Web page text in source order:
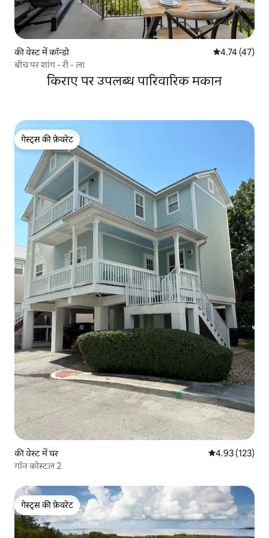
की वेस्ट में कॉन्डो औसत रेटिंग 5 में
4.74 (47)
बीच पर शांग - री - ला
किराए पर उपलब्ध पारिवारिक मकान
गेस्ट्स की फ़ेवरेट
गेस्ट्स की फ़ेवरेट
की वेस्ट में घर औसत रेटिंग 5 में से
4.93 (123)
गॉन कोस्टल 2
गेस्ट्स की फ़ेवरेट
गेस्ट्स की फ़ेवरेट